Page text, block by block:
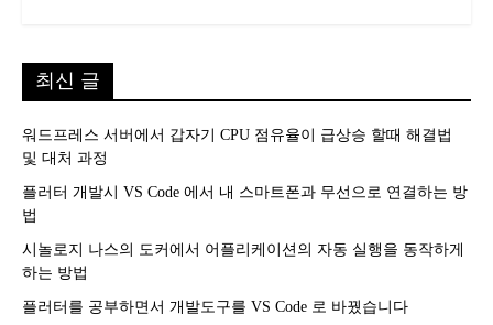
최신 글
워드프레스 서버에서 갑자기 CPU 점유율이 급상승 할때 해결법
및 대처 과정
플러터 개발시 VS Code 에서 내 스마트폰과 무선으로 연결하는 방
법
시놀로지 나스의 도커에서 어플리케이션의 자동 실행을 동작하게
하는 방법
플러터를 공부하면서 개발도구를 VS Code 로 바꿨습니다